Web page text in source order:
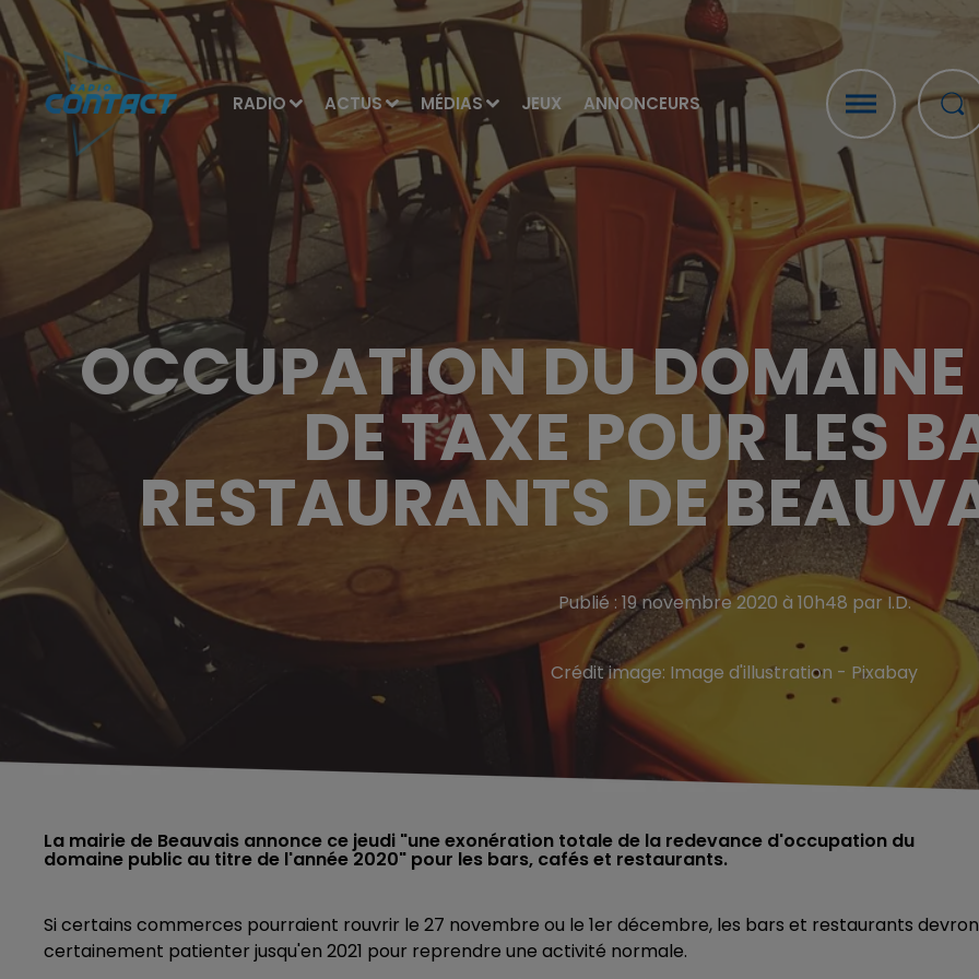
RADIO ACTUS MÉDIAS JEUX ANNONCEURS
OCCUPATION DU DOMAINE
DE TAXE POUR LES
RESTAURANTS DE
Publié : 19 novembre 2020 à 10h48 par I.D.
Crédit image: Image d'illustration - Pixabay
La mairie de Beauvais annonce ce jeudi "une exonération totale de la redevance d'occupation du
domaine public au titre de l'année 2020" pour les bars, cafés et restaurants.
Si certains commerces pourraient rouvrir le 27 novembre ou le 1er décembre, les bars et restaurants
certainement patienter jusqu'en 2021 pour reprendre une activité normale.